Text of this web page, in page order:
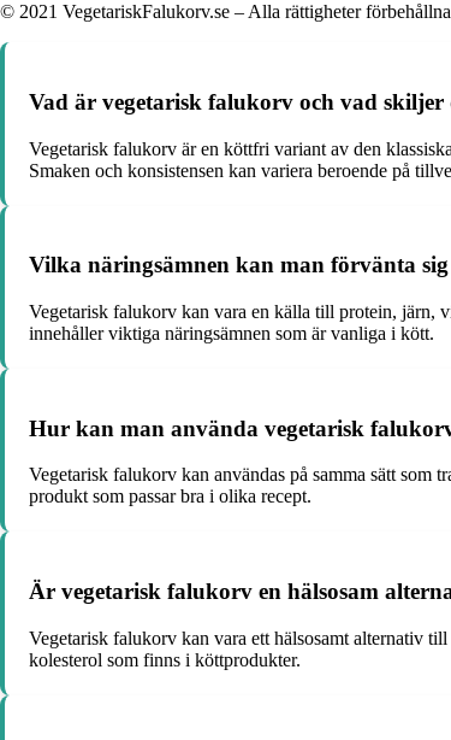
© 2021 VegetariskFalukorv.se – Alla rättigheter
Vad är vegetarisk falukorv och vad
Vegetarisk falukorv är en köttfri variant av den
Smaken och konsistensen kan variera beroende på
Vilka näringsämnen kan man förvänta
Vegetarisk falukorv kan vara en källa till protein, järn,
innehåller viktiga näringsämnen som är vanliga i kött.
Hur kan man använda vegetarisk
Vegetarisk falukorv kan användas på samma sätt som
produkt som passar bra i olika recept.
Är vegetarisk falukorv en hälsosam
Vegetarisk falukorv kan vara ett hälsosamt alternativ
kolesterol som finns i köttprodukter.